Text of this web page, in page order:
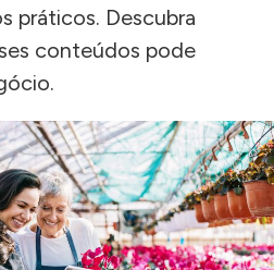
práticos. Descubra
conteúdos pode